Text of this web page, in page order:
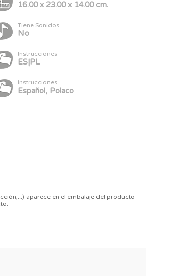
16.00 x 23.00 x 14.00 cm.
Tiene Sonidos
No
Instrucciones
ES|PL
Instrucciones
Español, Polaco
aparece en el embalaje del producto